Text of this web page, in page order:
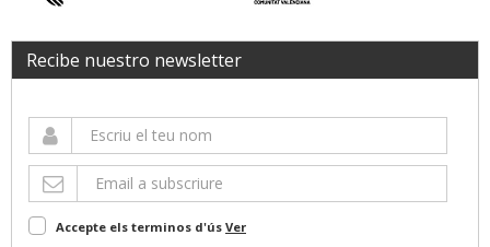
Recibe nuestro newsletter
Accepte els terminos d'ús Ver